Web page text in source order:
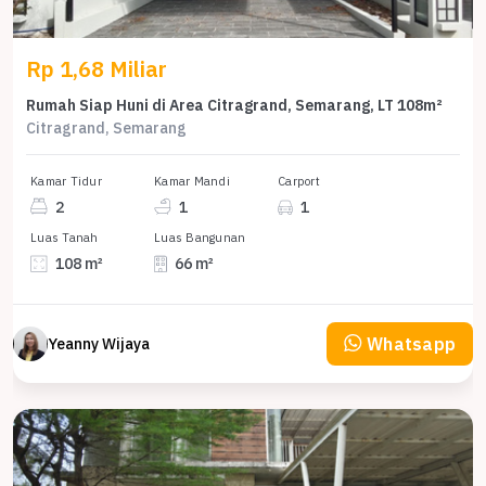
Rp 1,68 Miliar
Rumah Siap Huni di Area Citragrand, Semarang, LT 108m²
Citragrand, Semarang
Kamar Tidur
2
Kamar Mandi
1
Carport
1
Luas Tanah
108 m²
Luas Bangunan
66 m²
Yeanny Wijaya Whatsapp